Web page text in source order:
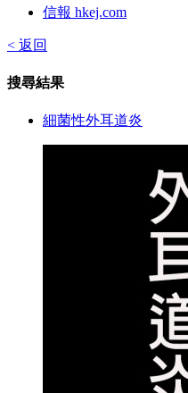
信報 hkej.com
< 返回
搜尋結果
細菌性外耳道炎